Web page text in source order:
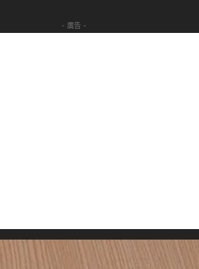
- 廣告 -